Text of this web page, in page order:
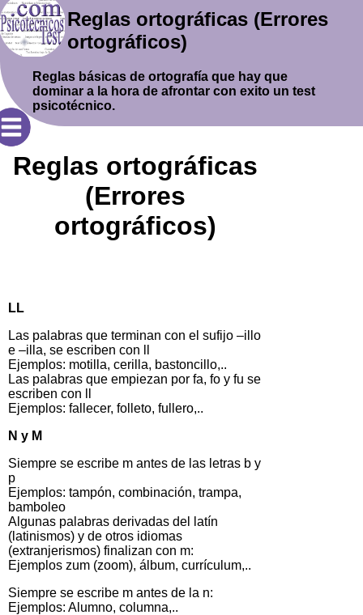
Reglas ortográficas (Errores
ortográficos)
Reglas básicas de ortografía que hay que
dominar a la hora de afrontar con exito un test
psicotécnico.
Reglas ortográficas
(Errores
ortográficos)
LL
Las palabras que terminan con el sufijo –illo
e –illa, se escriben con ll
Ejemplos: motilla, cerilla, bastoncillo,..
Las palabras que empiezan por fa, fo y fu se
escriben con ll
Ejemplos: fallecer, folleto, fullero,..
N y M
Siempre se escribe m antes de las letras b y
p
Ejemplos: tampón, combinación, trampa,
bamboleo
Algunas palabras derivadas del latín
(latinismos) y de otros idiomas
(extranjerismos) finalizan con m:
Ejemplos zum (zoom), álbum, currículum,..
Siempre se escribe m antes de la n:
Ejemplos: Alumno, columna,..